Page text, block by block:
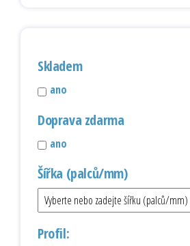
Skladem
ano
Doprava zdarma
ano
Šířka (palců/mm)
Profil: